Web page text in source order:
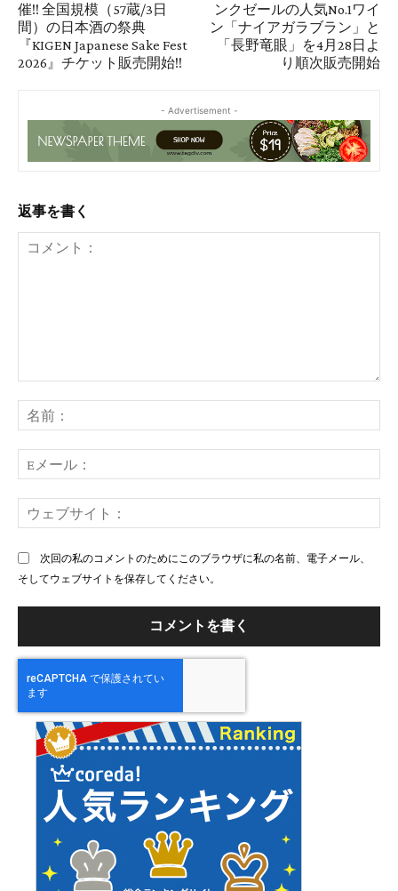
催!! 全国規模（57蔵/3日
間）の日本酒の祭典
『KIGEN Japanese Sake Fest
2026』チケット販売開始!!
ンクゼールの人気No.1ワイ
ン「ナイアガラブラン」と
「長野竜眼」を4月28日よ
り順次販売開始
- Advertisement -
返事を書く
ン
ト：
前
メ
ー
ェ
次回の私のコメントのためにこのブラウザに私の名前、電子メール、
そしてウェブサイトを保存してください。